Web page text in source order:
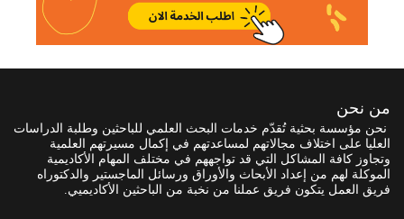
من نحن
نحن مؤسسة بحثية تُقدّم خدمات البحث العلمي للباحثين وطلبة الدراسات
العليا على اختلاف مجالاتهم لمساعدتهم في إكمال مسيرتهم العلمية
وتجاوز كافة المشاكل التي قد تواجههم في مختلف المهام الأكاديمية
الموكلة لهم من إعداد الأبحاث والأوراق ورسائل الماجستير والدكتوراه
فريق العمل يتكون فريق عملنا من نخبة من الباحثين الأكاديميي.